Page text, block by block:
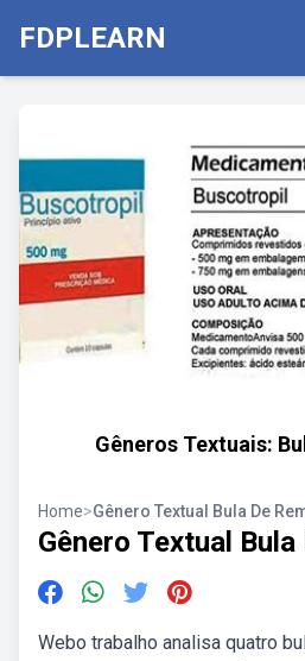
FDPLEARN
Gêneros Textuais:
Home>Gênero Textual Bula De
Gênero Textual Bula
Webo trabalho analisa quatro